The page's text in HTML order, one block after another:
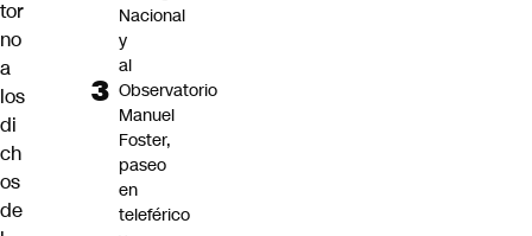
tor
no
a
los
di
ch
os
de
Nacional
y
al
Observatorio
Manuel
Foster,
paseo
en
teleférico